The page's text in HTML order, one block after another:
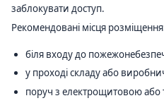
заблокувати доступ.
Рекомендовані місця
біля входу до
у проході складу або
поруч з електрощитовою